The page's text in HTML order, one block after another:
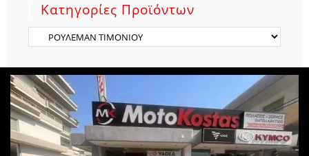
Κατηγορίες Προϊόντων